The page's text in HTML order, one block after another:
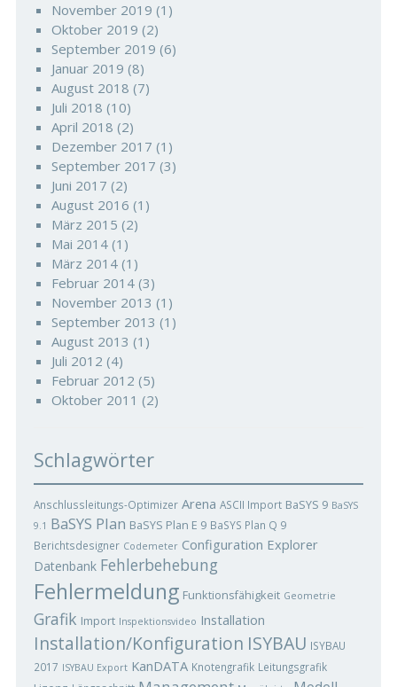
November 2019 (1)
Oktober 2019 (2)
September 2019 (6)
Januar 2019 (8)
August 2018 (7)
Juli 2018 (10)
April 2018 (2)
Dezember 2017 (1)
September 2017 (3)
Juni 2017 (2)
August 2016 (1)
März 2015 (2)
Mai 2014(1)
März 2014(1)
Februar 2014(3)
November 2013 (1)
September 2013 (1)
August 2013 (1)
Juli 2012 (4)
Februar 2012 (5)
Oktober 2011 (2)
Schlagwörter
Anschlussleitungs-Optimizer Arena ASCII Import BaSYS 9 BaSYS
9.1 BaSYS Plan BaSYS Plan E 9 BaSYS Plan Q 9
Berichtsdesigner Codemeter Configuration Explorer
Datenbank Fehlerbehebung
Fehlermeldung Funktionsfähigkeit Geometrie
Grafik Import Inspektionsvideo Installation
Installation/Konfiguration ISYBAU ISYBAU
2017 ISYBAU Export KanDATA Knotengrafik Leitungsgrafik